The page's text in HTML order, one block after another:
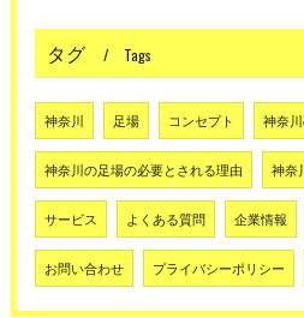
タグ Tags
神奈川 足場 コンセプト 神奈
神奈川の足場の必要とされる理由 神奈
サービス よくある質問 企業情報
お問い合わせ プライバシーポリシー